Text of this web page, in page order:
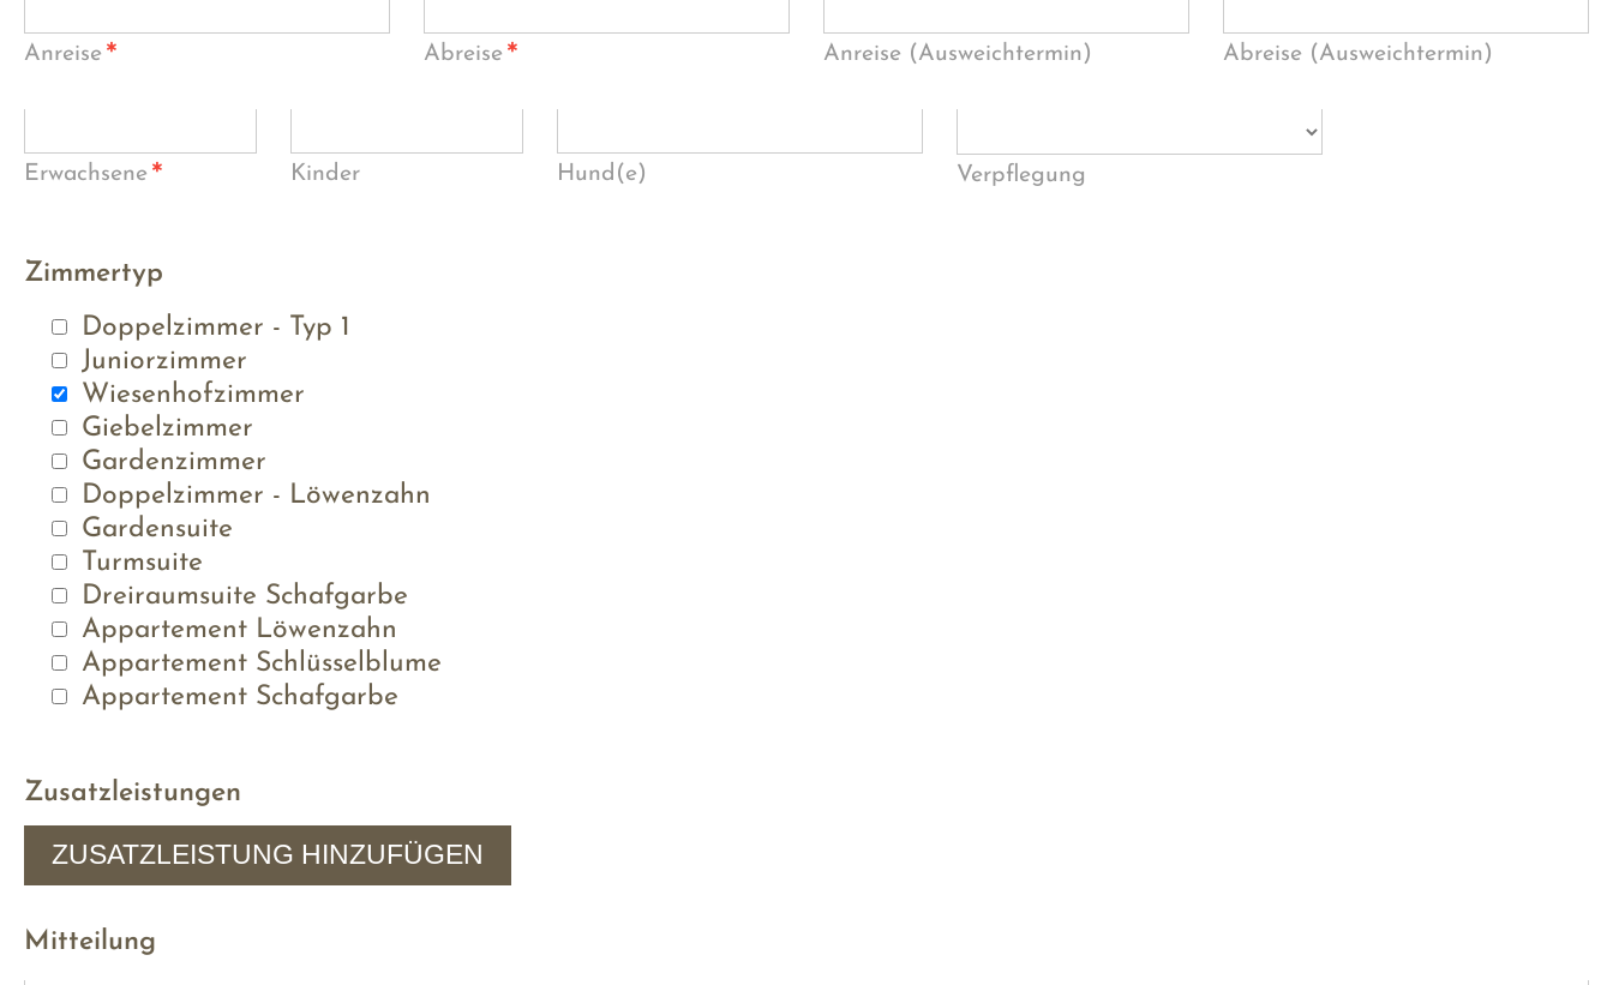
Anreise * Abreise * Anreise (Ausweichtermin) Abreise (Ausweichtermin)
Erwachsene * Kinder Hund(e) Verpflegung
Zimmertyp
Doppelzimmer - Typ 1
Juniorzimmer
Wiesenhofzimmer
Giebelzimmer
Gardenzimmer
Doppelzimmer - Löwenzahn
Gardensuite
Turmsuite
Dreiraumsuite Schafgarbe
Appartement Löwenzahn
Appartement Schlüsselblume
Appartement Schafgarbe
Zusatzleistungen
ZUSATZLEISTUNG HINZUFÜGEN
Mitteilung